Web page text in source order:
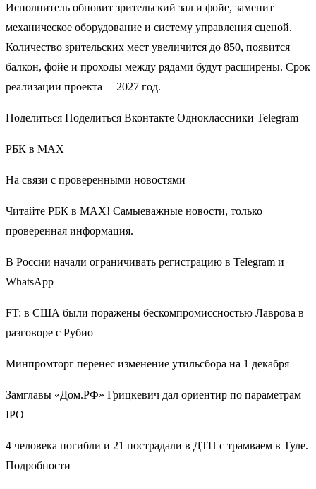
Исполнитель обновит зрительский зал и фойе, заменит
механическое оборудование и систему управления сценой.
Количество зрительских мест увеличится до 850, появится
балкон, фойе и проходы между рядами будут расширены. Срок
реализации проекта— 2027 год.
Поделиться Поделиться Вконтакте Одноклассники Telegram
РБК в MAX
На связи с проверенными новостями
Читайте РБК в MAX! Самыеважные новости, только
проверенная информация.
В России начали ограничивать регистрацию в Telegram и
WhatsApp
FT: в США были поражены бескомпромиссностью Лаврова в
разговоре с Рубио
Минпромторг перенес изменение утильсбора на 1 декабря
Замглавы «Дом.РФ» Грицкевич дал ориентир по параметрам
IPO
4 человека погибли и 21 пострадали в ДТП с трамваем в Туле.
Подробности